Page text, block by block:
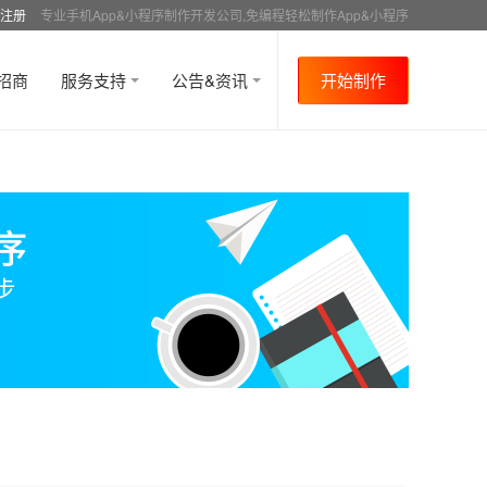
册 专业手机App&小程序制作开发公司,免编程轻松制作App&小程序
商 服务支持 公告&资讯 开始制作